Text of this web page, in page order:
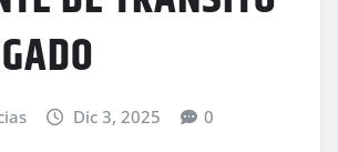
Dic 3, 2025 0